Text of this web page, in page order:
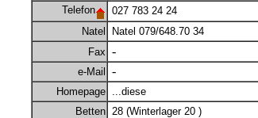
Telefon
027 783 24 24
Natel
Natel 079/648.70 34
Fax -
e-Mail -
Homepage ...diese
Betten 28 (Winterlager 20 )